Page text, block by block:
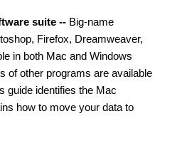
suite -- Big-name
Firefox, Dreamweaver,
in both Mac and Windows
of other programs are available
guide identifies the Mac
how to move your data to